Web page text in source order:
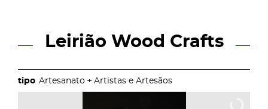
Leirião Wood Crafts
Artesanato Artistas e Artesãos